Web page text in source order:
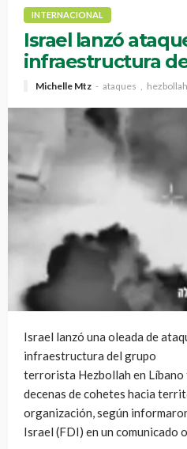
INTERNACIONAL
Israel lanzó
infraestructura
Michelle Mtz ataques hezbollah
Israel lanzó una oleada de
infraestructura del grupo
terrorista Hezbollah en Líbano
decenas de cohetes hacia
organización, según
Israel (FDI) en un comunicado